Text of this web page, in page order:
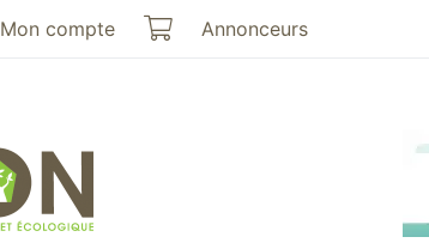
Mon compte Mon panier
Annonceurs